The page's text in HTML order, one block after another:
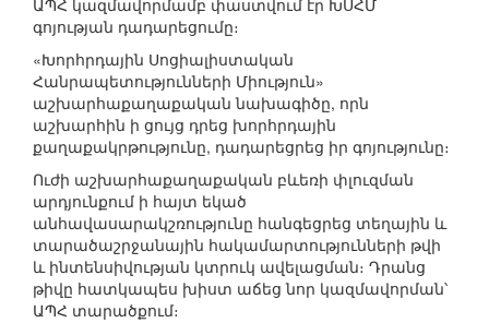
ԱՊՀ կազմավորմամբ փաստվում էր ԽՍՀՄ
գոյության դադարեցումը։
«Խորհրդային Սոցիալիստական
Հանրապետությունների Միություն»
աշխարհաքաղաքական նախագիծը, որն
աշխարհին ի ցույց դրեց խորհրդային
քաղաքակրթությունը, դադարեցրեց իր գոյությունը։
Ուժի աշխարհաքաղաքական բևեռի փլուզման
արդյունքում ի հայտ եկած
անհավասարակշռությունը հանգեցրեց տեղային և
տարածաշրջանային հակամարտությունների թվի
և ինտենսիվության կտրուկ ավելացման։ Դրանց
թիվը հատկապես խիստ աճեց նոր կազմավորման՝
ԱՊՀ տարածքում։